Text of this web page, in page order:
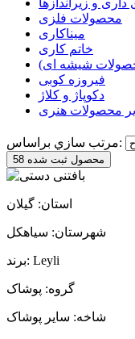
داری و زیراندازها
محصولات فلزی
میناکاری
خاتم کاری
شیشه ای)
فیروزه کوبی
دکوپاژ و کلاژ
محصولات هنری
مرتب سازي براساس:
58 محصول ثبت شده
استان: گیلان
شهرستان: سیاهکل
برند: Leyli
گروه: پوشاک
شاخه: سایر پوشاک